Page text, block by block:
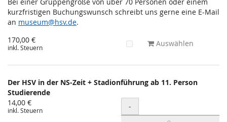
kurzfristigen Buchungswunsch schreibt uns gerne eine E-Mail
an museum@hsv.de.
170,00 €
inkl. Steuern Auswählen
Der HSV in der NS-Zeit + Stadionführung ab 11. Person
Studierende
14,00 €
inkl. Steuern Menge
-